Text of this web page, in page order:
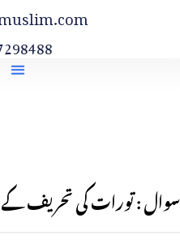
سوال : تورات کی تحریف